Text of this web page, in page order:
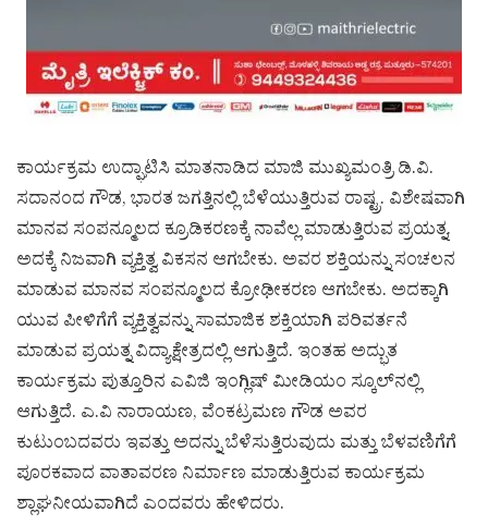
ಕಾರ್ಯಕ್ರಮ ಉದ್ಘಾಟಿಸಿ ಮಾತನಾಡಿದ ಮಾಜಿ ಮುಖ್ಯಮಂತ್ರಿ ಡಿ.ವಿ.
ಸದಾನಂದ ಗೌಡ, ಭಾರತ ಜಗತ್ತಿನಲ್ಲಿ ಬೆಳೆಯುತ್ತಿರುವ ರಾಷ್ಟ್ರ. ವಿಶೇಷವಾಗಿ
ಮಾನವ ಸಂಪನ್ಮೂಲದ ಕ್ರೂಡಿಕರಣಕ್ಕೆ ನಾವೆಲ್ಲ ಮಾಡುತ್ತಿರುವ ಪ್ರಯತ್ನ.
ಅದಕ್ಕೆ ನಿಜವಾಗಿ ವ್ಯಕ್ತಿತ್ವ ವಿಕಸನ ಆಗಬೇಕು. ಅವರ ಶಕ್ತಿಯನ್ನು ಸಂಚಲನ
ಮಾಡುವ ಮಾನವ ಸಂಪನ್ಮೂಲದ ಕ್ರೋಢೀಕರಣ ಆಗಬೇಕು. ಅದಕ್ಕಾಗಿ
ಯುವ ಪೀಳಿಗೆಗೆ ವ್ಯಕ್ತಿತ್ವವನ್ನು ಸಾಮಾಜಿಕ ಶಕ್ತಿಯಾಗಿ ಪರಿವರ್ತನೆ
ಮಾಡುವ ಪ್ರಯತ್ನ ವಿದ್ಯಾಕ್ಷೇತ್ರದಲ್ಲಿ ಆಗುತ್ತಿದೆ. ಇಂತಹ ಅದ್ಭುತ
ಕಾರ್ಯಕ್ರಮ ಪುತ್ತೂರಿನ ಎವಿಜಿ ಇಂಗ್ಲಿಷ್ ಮೀಡಿಯಂ ಸ್ಕೂಲ್‌ನಲ್ಲಿ
ಆಗುತ್ತಿದೆ. ಎ.ವಿ ನಾರಾಯಣ, ವೆಂಕಟ್ರಮಣ ಗೌಡ ಅವರ
ಕುಟುಂಬದವರು ಇವತ್ತು ಅದನ್ನು ಬೆಳೆಸುತ್ತಿರುವುದು ಮತ್ತು ಬೆಳವಣಿಗೆಗೆ
ಪೂರಕವಾದ ವಾತಾವರಣ ನಿರ್ಮಾಣ ಮಾಡುತ್ತಿರುವ ಕಾರ್ಯಕ್ರಮ
ಶ್ಲಾಘನೀಯವಾಗಿದೆ ಎಂದವರು ಹೇಳಿದರು.